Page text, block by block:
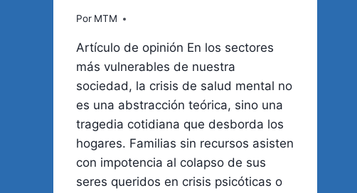
Por MTM
Artículo de opinión En los sectores
más vulnerables de nuestra
sociedad, la crisis de salud mental no
es una abstracción teórica, sino una
tragedia cotidiana que desborda los
hogares. Familias sin recursos asisten
con impotencia al colapso de sus
seres queridos en crisis psicóticas o